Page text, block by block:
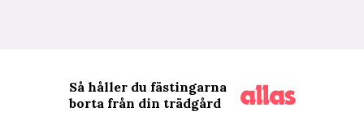
Så håller du fästingarna
borta från din trädgård